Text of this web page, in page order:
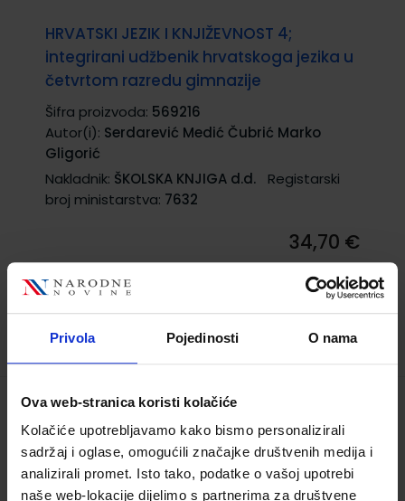
Privola Pojedinosti O nama
Ova web-stranica koristi kolačiće
Kolačiće upotrebljavamo kako bismo personalizirali
sadržaj i oglase, omogućili značajke društvenih medija i
analizirali promet. Isto tako, podatke o vašoj upotrebi
naše web-lokacije dijelimo s partnerima za društvene
HRVATSKI JEZIK I KNJIŽEVNOST 4;
integrirani udžbenik hrvatskoga jezika u
četvrtom razredu gimnazije
Šifra proizvoda: 569216
Autor(i): Serdarević Medić Čubrić Marko
Gligorić
Nakladnik: ŠKOLSKA KNJIGA d.d.
Registarski
broj ministarstva: 7632
34,70 €
bilježnica uz integrirani udžbenik
hrvatskoga jezika za četvrti razred
gimnazije